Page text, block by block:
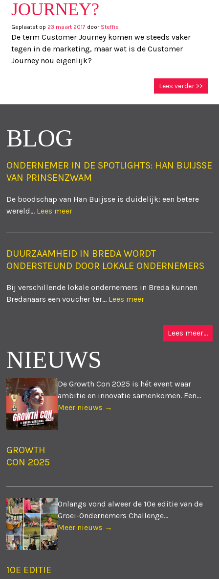
JOURNEY?
Geplaatst op 23 maart 2017 door Steffie
De term Customer Journey komen we steeds vaker
tegen in de marketing, maar wat is de Customer
Journey nou eigenlijk?
Lees verder >>
BLOG
ONDERNEMER IN DE SPOTLIGHTS: HAN BUIJSSE
VAN PRINSENZWAM
De boodschap van Han Buijsse is duidelijk: een betere
wereld... Lees meer
DUURZAAMHEID IN BREDA WORDT
ONDERSTEUND DOOR LOKALE ONDERNEMERS
Bij verschillende lokale ondernemers in Breda kunnen
Bredanaars een voucher ter... Lees meer
Lees meer...
NIEUWS
GROWTH
CON 2025
De Growth Con 2025 is hét event waar
ambitie en innovatie samenkomen. Een...
Meer nieuws →
10E EDITIE
Onlangs vond alweer de 10e editie van de
Groei-Ondernemers Challenge...
Meer nieuws →